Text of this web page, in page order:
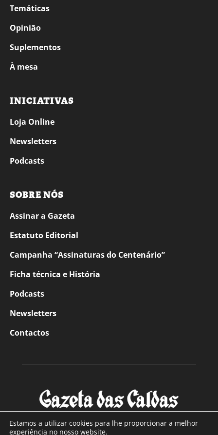
Temáticas
Opinião
Suplementos
À mesa
INICIATIVAS
Loja Online
Newsletters
Podcasts
SOBRE NÓS
Assinar a Gazeta
Estatuto Editorial
Campanha “Assinaturas do Centenário”
Ficha técnica e História
Podcasts
Newsletters
Contactos
Estamos a utilizar cookies para lhe proporcionar a melhor
experiência no nosso website.